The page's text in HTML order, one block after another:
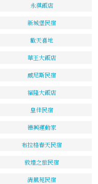
永祺飯店
新城堡民宿
歡天喜地
華王大飯店
威尼斯民宿
福隆大飯店
皇佳民宿
德興運動家
布拉格春天民宿
敦煌之旅民宿
清風苑民宿